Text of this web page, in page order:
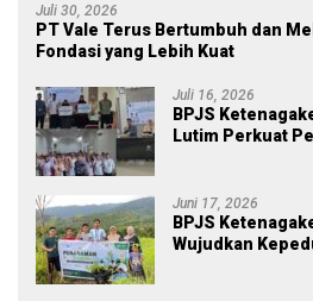
Juli 30, 2026
PT Vale Terus Bertumbuh dan
Fondasi yang Lebih Kuat
Juli 16, 2026
BPJS
Lutim Perkuat
Juni 17, 2026
BPJS
Wujudkan